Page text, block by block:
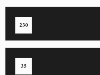
230
35